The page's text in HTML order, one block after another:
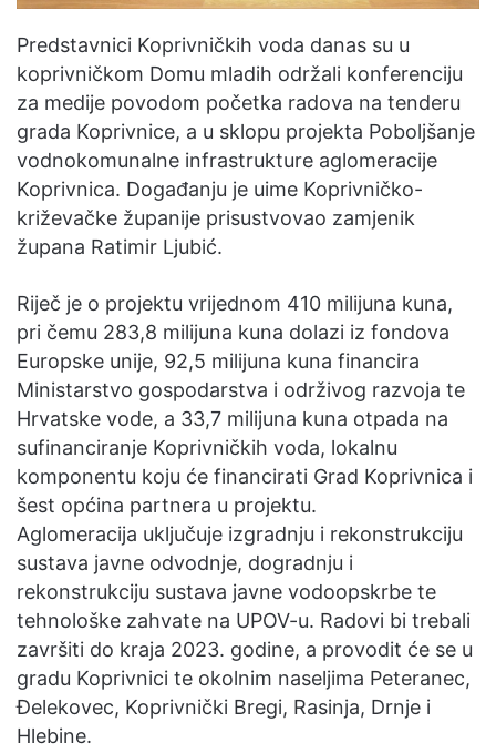
Predstavnici Koprivničkih voda danas su u
koprivničkom Domu mladih održali konferenciju
za medije povodom početka radova na tenderu
grada Koprivnice, a u sklopu projekta Poboljšanje
vodnokomunalne infrastrukture aglomeracije
Koprivnica. Događanju je uime Koprivničko-
križevačke županije prisustvovao zamjenik
župana Ratimir Ljubić.
Riječ je o projektu vrijednom 410 milijuna kuna,
pri čemu 283,8 milijuna kuna dolazi iz fondova
Europske unije, 92,5 milijuna kuna financira
Ministarstvo gospodarstva i održivog razvoja te
Hrvatske vode, a 33,7 milijuna kuna otpada na
sufinanciranje Koprivničkih voda, lokalnu
komponentu koju će financirati Grad Koprivnica i
šest općina partnera u projektu.
Aglomeracija uključuje izgradnju i rekonstrukciju
sustava javne odvodnje, dogradnju i
rekonstrukciju sustava javne vodoopskrbe te
tehnološke zahvate na UPOV-u. Radovi bi trebali
završiti do kraja 2023. godine, a provodit će se u
gradu Koprivnici te okolnim naseljima Peteranec,
Đelekovec, Koprivnički Bregi, Rasinja, Drnje i
Hlebine.